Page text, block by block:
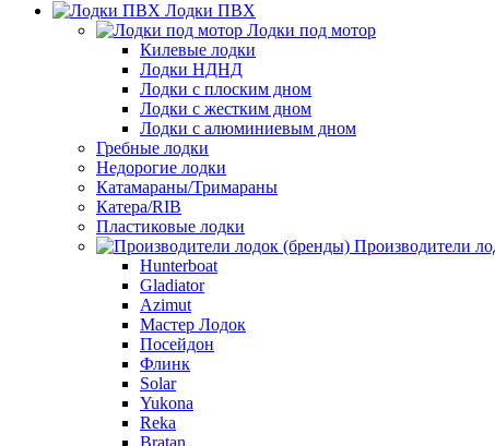
Лодки ПВХ
Лодки под мотор
Килевые лодки
Лодки НДНД
Лодки с плоским дном
Лодки с жестким дном
Лодки с алюминиевым дном
Гребные лодки
Недорогие лодки
Катамараны/Тримараны
Катера/RIB
Пластиковые лодки
Производители
Hunterboat
Gladiator
Azimut
Мастер Лодок
Посейдон
Флинк
Solar
Yukona
Reka
Bratan